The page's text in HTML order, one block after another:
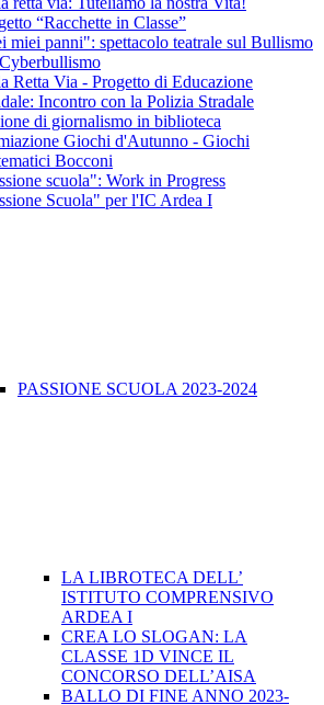
“Racchette in Classe”
miei panni": spettacolo teatrale sul Bullismo
Retta Via - Progetto di Educazione
Incontro con la Polizia Stradale
di giornalismo in biblioteca
Giochi d'Autunno - Giochi
Bocconi
scuola": Work in Progress
Scuola" per l'IC Ardea I
PASSIONE SCUOLA 2023-2024
LA LIBROTECA DELL’
ISTITUTO COMPRENSIVO
ARDEA I
CREA LO SLOGAN: LA
CLASSE 1D VINCE IL
CONCORSO DELL’AISA
BALLO DI FINE ANNO 2023-